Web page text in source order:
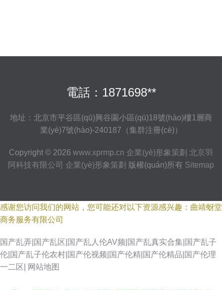
電話：1871698**
地址：北京市平谷區(qū)興谷園小區(qū)18號(hào)樓1層商
業(yè)7號(hào)-240187（集群注冊(cè)）
Copyright © 2026 www.xprmp.cn 企業(yè)形象策劃 北京羽
阿科技有限公司 企業(yè)形象策劃 版權(quán)所有 Sitemap
感谢您访问我们的网站，您可能还对以下资源感兴趣：曲靖蚜堂
商务服务有限公司
国产乱弄|国产乱区|国产乱人伦AV频|国产乱真实合集|国产乱子
伦|国产乱子伦农村|国产伦视频|国产伦精|国产伦精品|国产伦理
一二区|
网站地图